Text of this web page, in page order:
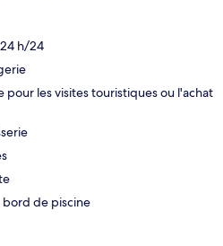
h/24
pour les visites touristiques ou l'achat
bord de piscine